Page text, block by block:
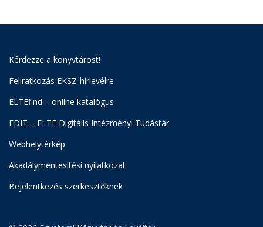
Kérdezze a könyvtárost!
Feliratkozás EKSZ-hírlevélre
ELTEfind – online katalógus
EDIT – ELTE Digitális Intézményi Tudástár
Webhelytérkép
Akadálymentesítési nyilatkozat
Bejelentkezés szerkesztőknek